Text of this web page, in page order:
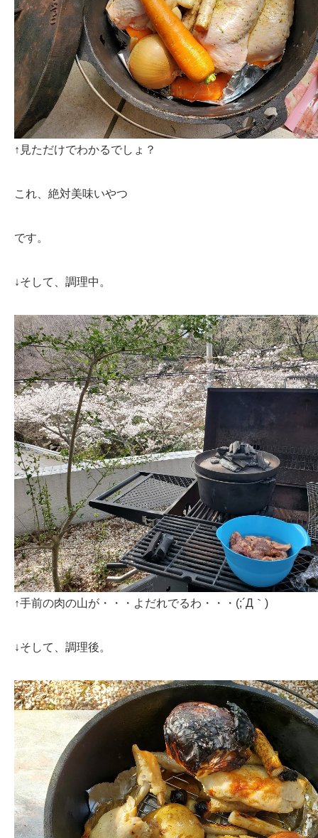
↑見ただけでわかるでしょ？
これ、絶対美味いやつ
です。
↓そして、調理中。
↑手前の肉の山が・・・よだれでるわ・・・(;´Д｀)
↓そして、調理後。